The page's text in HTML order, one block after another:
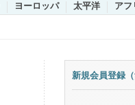
ヨーロッパ 太平洋 アフ
新規会員登録（